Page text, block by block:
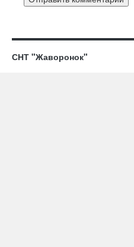
СНТ "Жаворонок"